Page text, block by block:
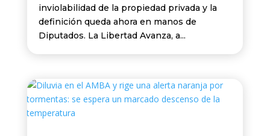
inviolabilidad de la propiedad privada y la
definición queda ahora en manos de
Diputados. La Libertad Avanza, a...